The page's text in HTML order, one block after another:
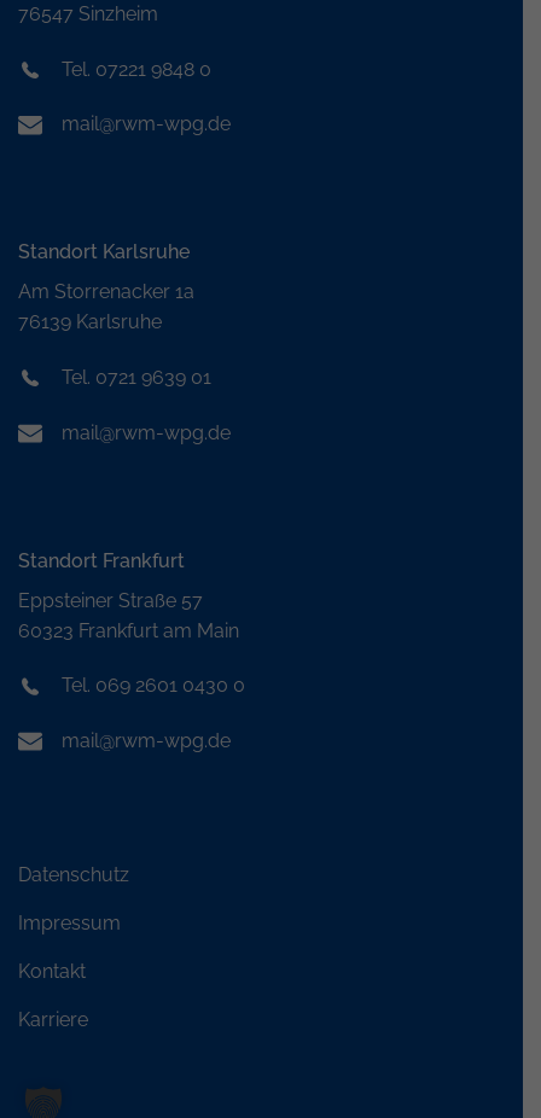
76547 Sinzheim
Tel. 07221 9848 0
mail@rwm-wpg.de
Standort Karlsruhe
Am Storrenacker 1a
76139 Karlsruhe
Tel. 0721 9639 01
mail@rwm-wpg.de
Standort Frankfurt
Eppsteiner Straße 57
60323 Frankfurt am Main
Tel. 069 2601 0430 0
mail@rwm-wpg.de
Datenschutz
Impressum
Kontakt
Karriere